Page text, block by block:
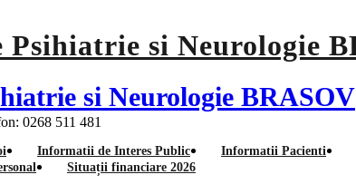
si Neurologie BRASOV
0268 511 481
Informatii de Interes Public Informatii Pacienti
Situații financiare 2026